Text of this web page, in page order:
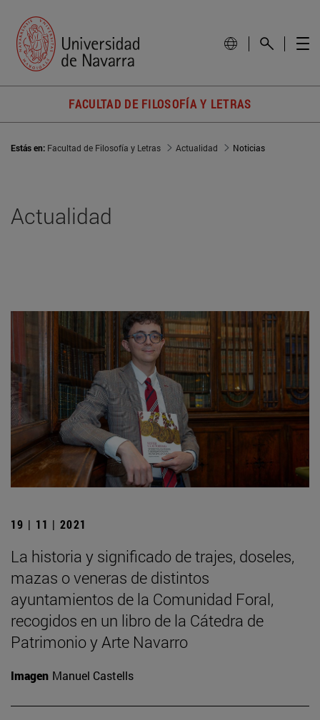
FACULTAD DE FILOSOFÍA Y LETRAS
Estás en: Facultad de Filosofía y Letras Actualidad Noticias
Actualidad
19 | 11 | 2021
La historia y significado de trajes, doseles,
mazas o veneras de distintos
ayuntamientos de la Comunidad Foral,
recogidos en un libro de la Cátedra de
Patrimonio y Arte Navarro
Imagen Manuel Castells